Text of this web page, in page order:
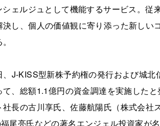
シェルジュとして機能するサービス。従
し、個人の価値観に寄り添った新しい
J-KISS型新株予約権の発行および城北
、総額1.1億円の資金調達を実施したと
長の古川享氏、佐藤航陽氏（株式会社
尾亮氏などの著名エンジェル投資家が名